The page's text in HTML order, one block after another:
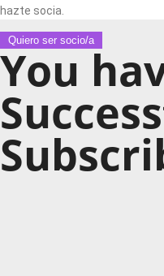
hazte socia.
Quiero ser socio/a
You